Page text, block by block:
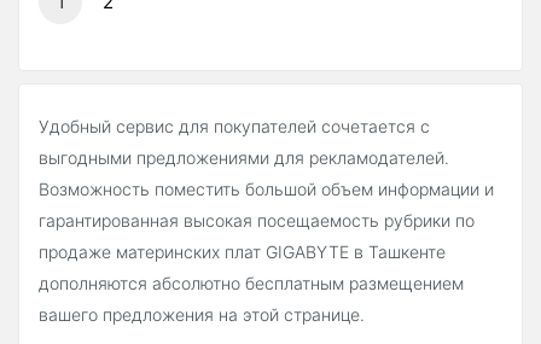
Удобный сервис для покупателей сочетается с
выгодными предложениями для рекламодателей.
Возможность поместить большой объем информации и
гарантированная высокая посещаемость рубрики по
продаже материнских плат GIGABYTE в Ташкенте
дополняются абсолютно бесплатным размещением
вашего предложения на этой странице.